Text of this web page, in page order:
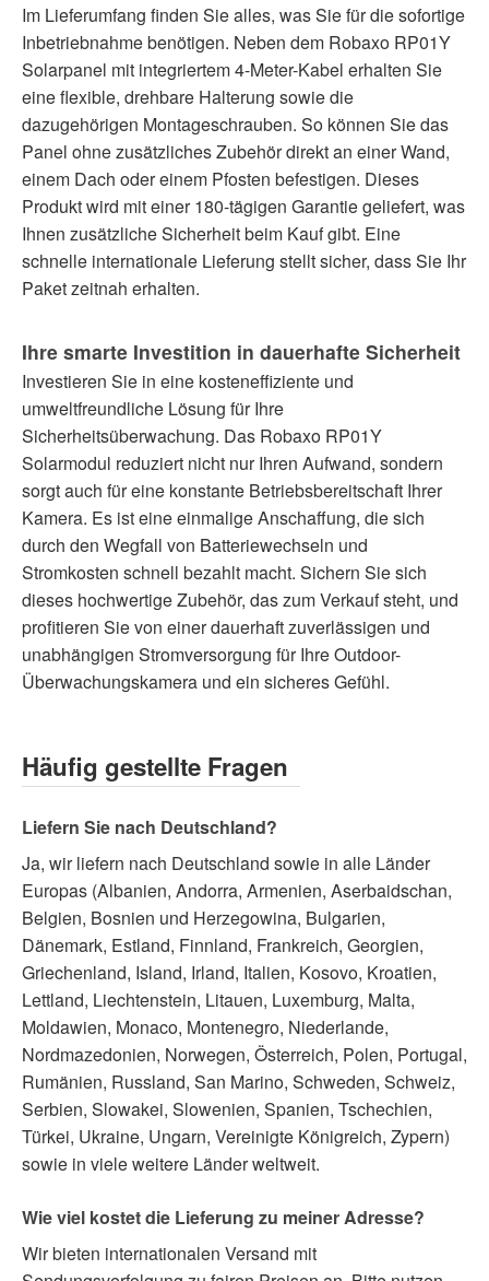
Im Lieferumfang finden Sie alles, was Sie für die sofortige
Inbetriebnahme benötigen. Neben dem Robaxo RP01Y
Solarpanel mit integriertem 4-Meter-Kabel erhalten Sie
eine flexible, drehbare Halterung sowie die
dazugehörigen Montageschrauben. So können Sie das
Panel ohne zusätzliches Zubehör direkt an einer Wand,
einem Dach oder einem Pfosten befestigen. Dieses
Produkt wird mit einer 180-tägigen Garantie geliefert, was
Ihnen zusätzliche Sicherheit beim Kauf gibt. Eine
schnelle internationale Lieferung stellt sicher, dass Sie Ihr
Paket zeitnah erhalten.
Ihre smarte Investition in dauerhafte Sicherheit
Investieren Sie in eine kosteneffiziente und
umweltfreundliche Lösung für Ihre
Sicherheitsüberwachung. Das Robaxo RP01Y
Solarmodul reduziert nicht nur Ihren Aufwand, sondern
sorgt auch für eine konstante Betriebsbereitschaft Ihrer
Kamera. Es ist eine einmalige Anschaffung, die sich
durch den Wegfall von Batteriewechseln und
Stromkosten schnell bezahlt macht. Sichern Sie sich
dieses hochwertige Zubehör, das zum Verkauf steht, und
profitieren Sie von einer dauerhaft zuverlässigen und
unabhängigen Stromversorgung für Ihre Outdoor-
Überwachungskamera und ein sicheres Gefühl.
Häufig gestellte Fragen
Liefern Sie nach Deutschland?
Ja, wir liefern nach Deutschland sowie in alle Länder
Europas (Albanien, Andorra, Armenien, Aserbaidschan,
Belgien, Bosnien und Herzegowina, Bulgarien,
Dänemark, Estland, Finnland, Frankreich, Georgien,
Griechenland, Island, Irland, Italien, Kosovo, Kroatien,
Lettland, Liechtenstein, Litauen, Luxemburg, Malta,
Moldawien, Monaco, Montenegro, Niederlande,
Nordmazedonien, Norwegen, Österreich, Polen, Portugal,
Rumänien, Russland, San Marino, Schweden, Schweiz,
Serbien, Slowakei, Slowenien, Spanien, Tschechien,
Türkei, Ukraine, Ungarn, Vereinigte Königreich, Zypern)
sowie in viele weitere Länder weltweit.
Wie viel kostet die Lieferung zu meiner Adresse?
Wir bieten internationalen Versand mit